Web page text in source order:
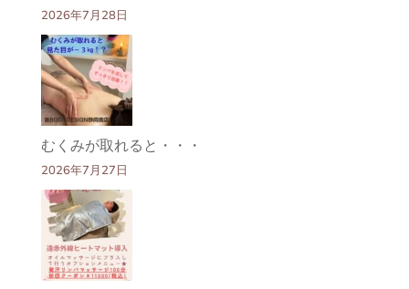
2026年7月28日
むくみが取れると・・・
2026年7月27日